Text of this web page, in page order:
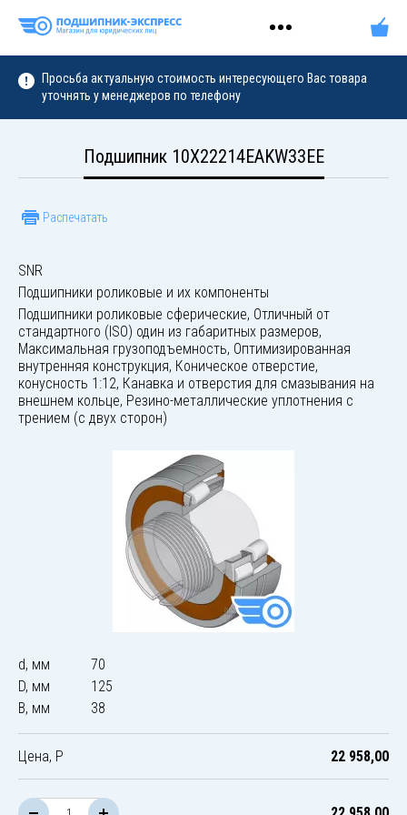
Просьба актуальную стоимость интересующего Вас товара
уточнять у менеджеров по телефону
Подшипник 10X22214EAKW33EE
Распечатать
SNR
Подшипники роликовые и их компоненты
Подшипники роликовые сферические, Отличный от
стандартного (ISO) один из габаритных размеров,
Максимальная грузоподъемность, Оптимизированная
внутренняя конструкция, Коническое отверстие,
конусность 1:12, Канавка и отверстия для смазывания на
внешнем кольце, Резино-металлические уплотнения с
трением (с двух сторон)
d, мм
70
D, мм
125
B, мм
38
Цена, Р 22 958,00